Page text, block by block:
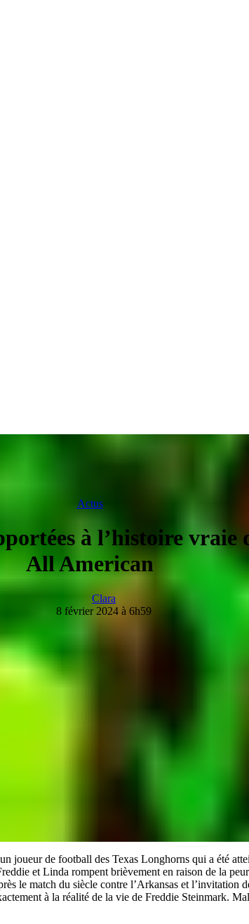
Actus
à l’histoire
All American
Clara
8 février 2024 à 6h59
de football des Texas Longhorns qui a été
et Linda rompent brièvement en raison de la
le match du siècle contre l’Arkansas et
à la réalité de la vie de Freddie Steinmark.